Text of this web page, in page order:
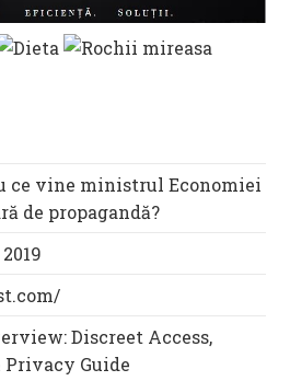
ce vine ministrul Economiei
de propagandă?
Discreet Access,
Privacy Guide